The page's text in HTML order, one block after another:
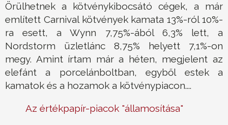
Örülhetnek a kötvénykibocsátó cégek, a már
említett Carnival kötvények kamata 13%-ról 10%-
ra esett, a Wynn 7,75%-ából 6,3% lett, a
Nordstorm üzletlánc 8,75% helyett 7,1%-on
megy. Amint írtam már a héten, megjelent az
elefánt a porcelánboltban, egyből estek a
kamatok és a hozamok a kötvénypiacon....
Az értékpapír-piacok "államosítása"